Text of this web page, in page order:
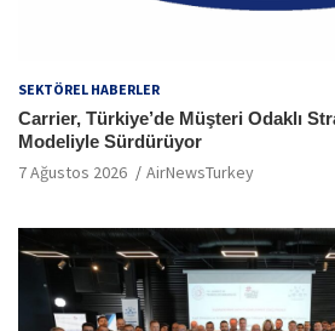
SEKTÖREL HABERLER
Carrier, Türkiye’de Müşteri Odaklı
Modeliyle Sürdürüyor
7 Ağustos 2026 AirNewsTurkey